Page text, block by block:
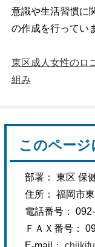
意識や生活習慣に
の作成を行ってい
東区成人女性のロ
組み
このペー
部署： 東区 保
住所： 福岡市
電話番号：
ＦＡＸ番号：